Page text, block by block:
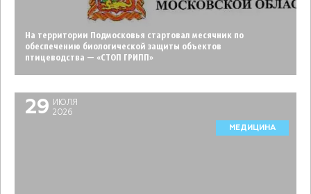
На территории Подмосковья стартовал месячник по
обеспечению биологической защиты объектов
птицеводства — «СТОП ГРИПП»
29
ИЮЛЯ
2026
МЕДИЦИНА